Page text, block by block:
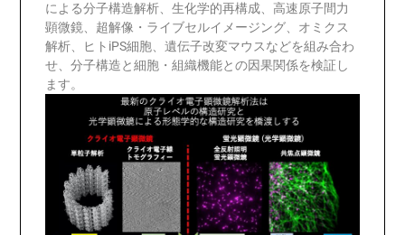
による分子構造解析、生化学的再構成、高速原子間力
顕微鏡、超解像・ライブセルイメージング、オミクス
解析、ヒトiPS細胞、遺伝子改変マウスなどを組み合わ
せ、分子構造と細胞・組織機能との因果関係を検証し
ます。